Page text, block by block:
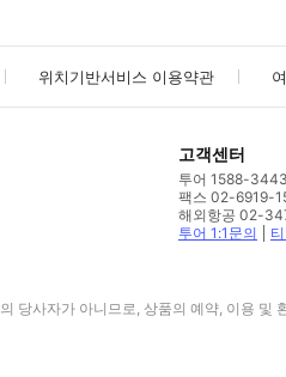
위치기반서비스 이용약관
고객센터
투어 1588-3443
팩스 02-6919-
해외항공 02-
투어 1:1문의
당사자가 아니므로, 상품의 예약, 이용 및